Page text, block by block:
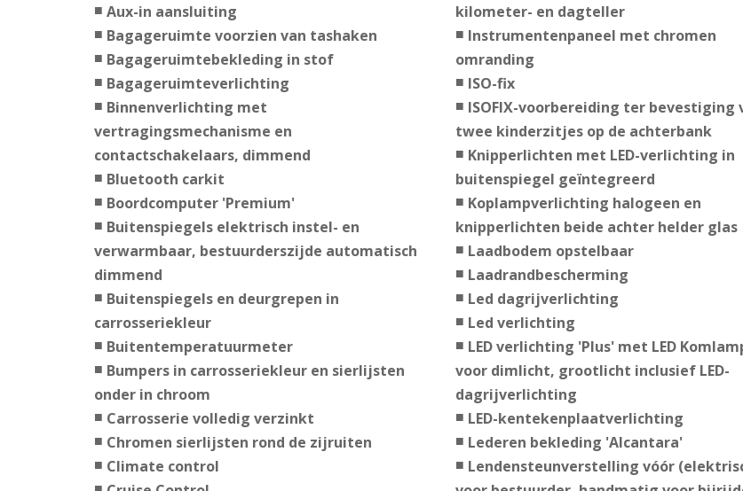
Aux-in aansluiting
Bagageruimte voorzien van tashaken
Bagageruimtebekleding in stof
Bagageruimteverlichting
Binnenverlichting met
vertragingsmechanisme en
contactschakelaars, dimmend
Bluetooth carkit
Boordcomputer 'Premium'
Buitenspiegels elektrisch instel- en
verwarmbaar, bestuurderszijde automatisch
dimmend
Buitenspiegels en deurgrepen in
carrosseriekleur
Buitentemperatuurmeter
Bumpers in carrosseriekleur en sierlijsten
onder in chroom
Carrosserie volledig verzinkt
Chromen sierlijsten rond de zijruiten
Climate control
kilometer- en dagteller
Instrumentenpaneel met chromen
omranding
ISO-fix
ISOFIX-voorbereiding ter bevestiging
twee kinderzitjes op de achterbank
Knipperlichten met LED-verlichting in
buitenspiegel geïntegreerd
Koplampverlichting halogeen en
knipperlichten beide achter helder glas
Laadbodem opstelbaar
Laadrandbescherming
Led dagrijverlichting
Led verlichting
LED verlichting 'Plus' met LED
voor dimlicht, grootlicht inclusief LED-
dagrijverlichting
LED-kentekenplaatverlichting
Lederen bekleding 'Alcantara'
Lendensteunverstelling vóór